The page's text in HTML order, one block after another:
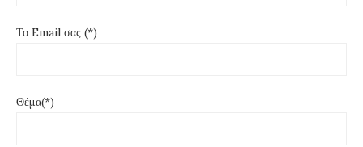
Το Email σας (*)
Θέμα(*)